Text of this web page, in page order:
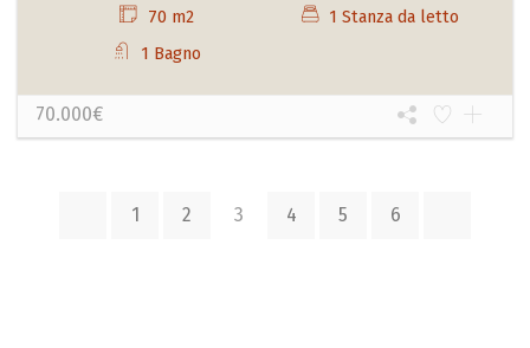
70 m2
1 Stanza da letto
1 Bagno
70.000€
1 2 3 4 5 6